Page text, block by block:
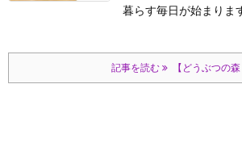
暮らす毎日が始まりま
記事を読む 【どうぶつの森